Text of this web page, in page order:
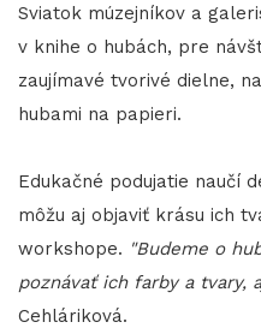
Sviatok múzejníkov a
v knihe o hubách, pre
zaujímavé tvorivé dielne,
hubami na papieri.
Edukačné podujatie naučí
môžu aj objaviť krásu ich
workshope. "Budeme o
poznávať ich farby a tvary,
Cehláriková.